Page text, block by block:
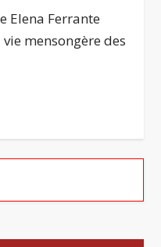
Elena Ferrante
mensongère des